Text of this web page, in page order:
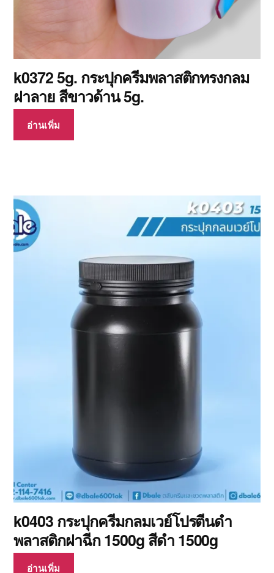
k0372 5g. กระปุกครีมพลาสติกทรงกลม
ฝาลาย สีขาวด้าน 5g.
อ่านเพิ่ม
k0403 กระปุกครีมกลมเวย์โปรตีนดำ
พลาสติกฝาฉีก 1500g สีดำ 1500g
อ่านเพิ่ม